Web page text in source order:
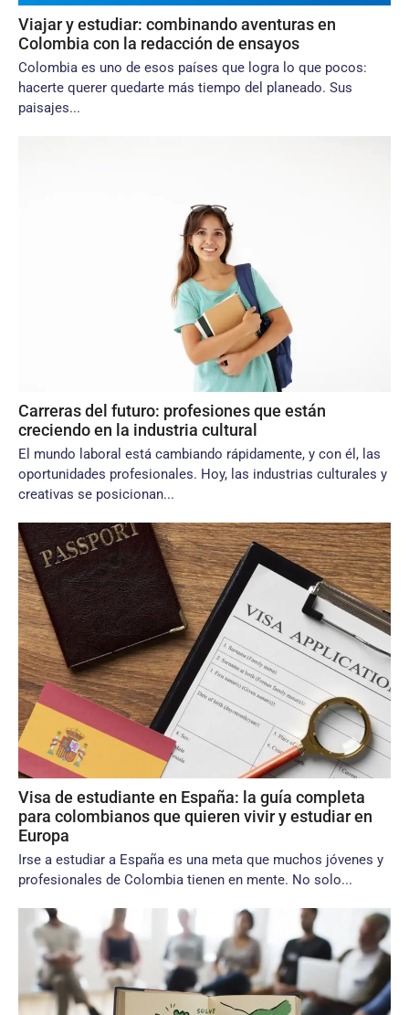
Viajar y estudiar: combinando aventuras en
Colombia con la redacción de ensayos
Colombia es uno de esos países que logra lo que pocos:
hacerte querer quedarte más tiempo del planeado. Sus
paisajes...
Carreras del futuro: profesiones que están
creciendo en la industria cultural
El mundo laboral está cambiando rápidamente, y con él, las
oportunidades profesionales. Hoy, las industrias culturales y
creativas se posicionan...
Visa de estudiante en España: la guía completa
para colombianos que quieren vivir y estudiar en
Europa
Irse a estudiar a España es una meta que muchos jóvenes y
profesionales de Colombia tienen en mente. No solo...